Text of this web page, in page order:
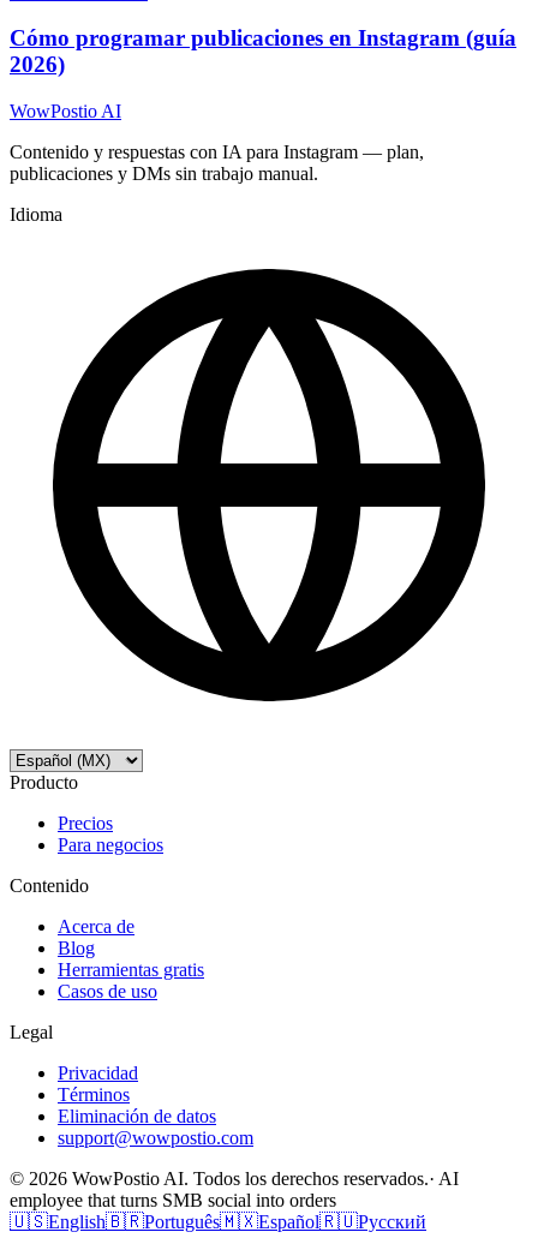
Cómo programar publicaciones en Instagram (guía
2026)
WowPostio AI
Contenido y respuestas con IA para Instagram — plan,
publicaciones y DMs sin trabajo manual.
Idioma
Producto
Precios
Para negocios
Contenido
Acerca de
Blog
Herramientas gratis
Casos de uso
Legal
Privacidad
Términos
Eliminación de datos
support@wowpostio.com
© 2026 WowPostio AI. Todos los derechos reservados.· AI
employee that turns SMB social into orders
🇺🇸English🇧🇷Português🇲🇽Español🇷🇺Русский